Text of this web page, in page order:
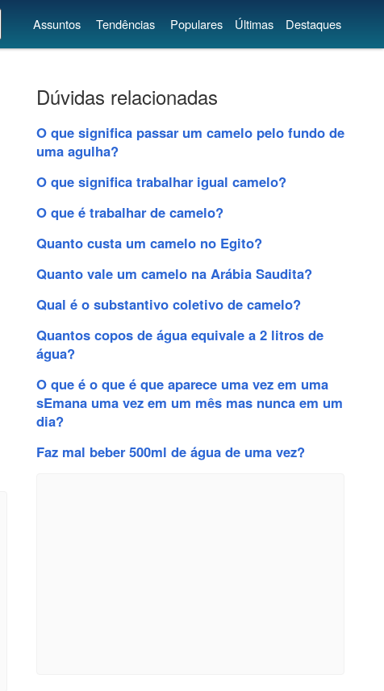
Assuntos Tendências Populares Últimas Destaques
Dúvidas relacionadas
O que significa passar um camelo pelo fundo de
uma agulha?
O que significa trabalhar igual camelo?
O que é trabalhar de camelo?
Quanto custa um camelo no Egito?
Quanto vale um camelo na Arábia Saudita?
Qual é o substantivo coletivo de camelo?
Quantos copos de água equivale a 2 litros de
água?
O que é o que é que aparece uma vez em uma
sEmana uma vez em um mês mas nunca em um
dia?
Faz mal beber 500ml de água de uma vez?